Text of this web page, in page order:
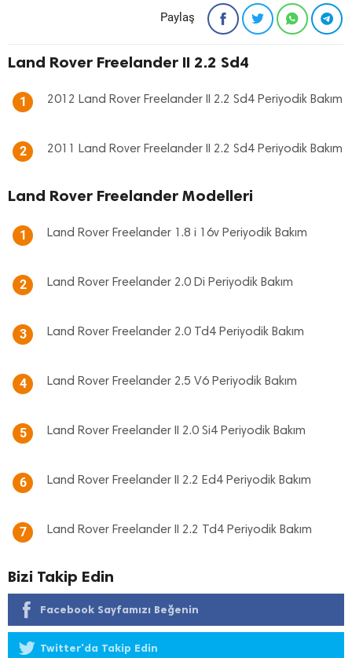
Paylaş
Land Rover Freelander II 2.2 Sd4
1 2012 Land Rover Freelander II 2.2 Sd4 Periyodik Bakım
2 2011 Land Rover Freelander II 2.2 Sd4 Periyodik Bakım
Land Rover Freelander Modelleri
1 Land Rover Freelander 1.8 i 16v Periyodik Bakım
2 Land Rover Freelander 2.0 Di Periyodik Bakım
3 Land Rover Freelander 2.0 Td4 Periyodik Bakım
4 Land Rover Freelander 2.5 V6 Periyodik Bakım
5 Land Rover Freelander II 2.0 Si4 Periyodik Bakım
6 Land Rover Freelander II 2.2 Ed4 Periyodik Bakım
7 Land Rover Freelander II 2.2 Td4 Periyodik Bakım
Bizi Takip Edin
Facebook Sayfamızı Beğenin
Twitter'da Takip Edin